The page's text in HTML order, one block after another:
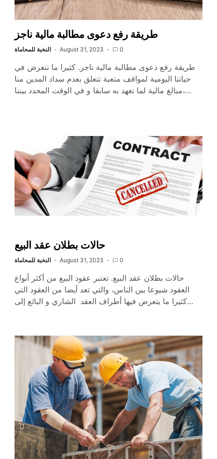
طريقة رفع دعوى مطالبة مالية ناجز
النخبة للمحاماة August 31, 2023 0
طريقة رفع دعوى مطالبة مالية ناجز. كثيرا ما نتعرض في
حياتنا اليومية لمواقف متعبة تتعلق بعدم سداد المدين منا
مبالغ مالية لما تعهد به سابقا و في الوقت المحدد بيننا،…
حالات بطلان عقد البيع
النخبة للمحاماة August 31, 2023 0
حالات بطلان عقد البيع. تعتبر عقود البيع من أكثر أنواع
العقود شيوعا بين الناس، والتي تعد أيضا من العقود التي
كثيرا ما يتعرض فيها أطراف العقد الشاري و البائع إلى…